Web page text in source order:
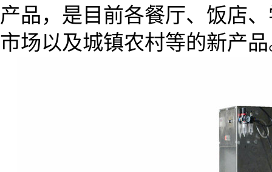
产品，是目前各餐厅、饭店
市场以及城镇农村等的新产